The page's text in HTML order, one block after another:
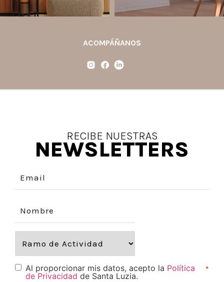
ACOMPÁÑANOS
RECIBE NUESTRAS
NEWSLETTERS
Al proporcionar mis datos, acepto la Política
de Privacidad de Santa Luzia.
*